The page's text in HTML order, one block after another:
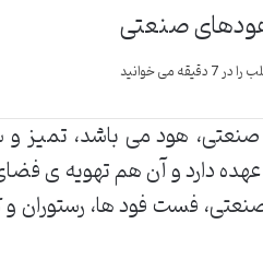
صنعتی
می خوانید
هود می باشد، تمیز
دارد و آن هم تهویه ی
فست فود ها، رستوران و